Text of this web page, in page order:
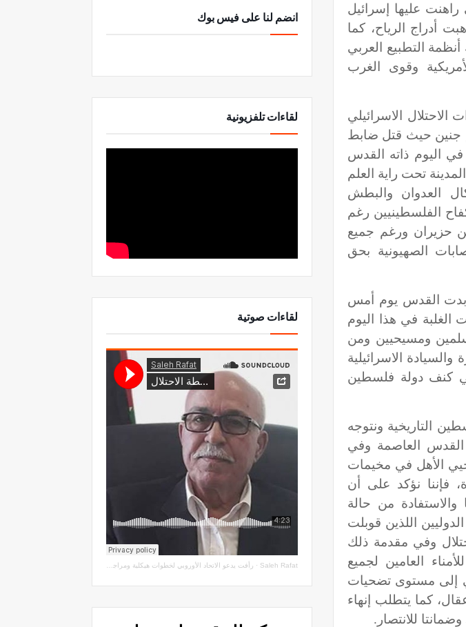
عليها إسرائيل
أدراج الرياح، كما
التطبيع العربي
وقوى الغرب
الاحتلال الاسرائيلي
جنين حيث قتل ضابط
في اليوم ذاته القدس
تحت راية العلم
العدوان والبطش
الفلسطينيين رغم
عدوان الرابع من حزيران ورغم جميع
الصهيونية بحق
بدت القدس يوم أمس
الغلبة في هذا اليوم
ومسيحيين ومن
الاسرائيلية
في كنف دولة فلسطين
التاريخية ونتوجه
القدس العاصمة وفي
الأهل في مخيمات
فإننا نؤكد على أن
والاستفادة من حالة
اللذين قوبلت
وفي مقدمة ذلك
العامين لجميع
إلى مستوى تضحيات
كما يتطلب إنهاء
للانتصار.
انضم لنا على فيس بوك
لقاءات تلفزيونية
لقاءات صوتية
Saleh Rafat
· رأفت يدعو الاتحاد الأوروبي لخطوات هيكلية ومراجعة اتفاقيات الشراكة مع سلطة الاحتلال